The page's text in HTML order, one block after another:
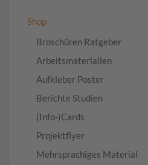
Shop
Broschüren Ratgeber
Arbeitsmaterialien
Aufkleber Poster
Berichte Studien
(Info-)Cards
Projektflyer
Mehrsprachiges Material